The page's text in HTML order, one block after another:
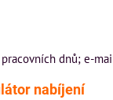
dnů; e-
nabíjení